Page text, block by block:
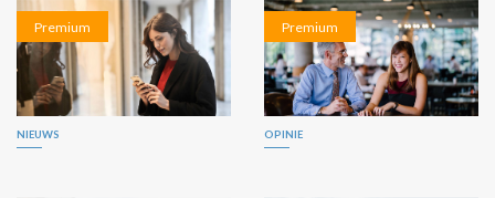
Premium
NIEUWS
Premium
OPINIE